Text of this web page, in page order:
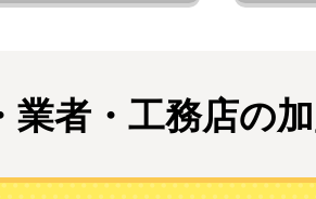
者・ 工務店の